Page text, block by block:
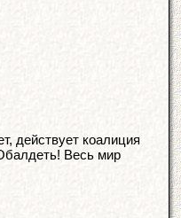
действует коалиция
Весь мир